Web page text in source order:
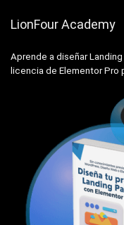
LionFour Academy
Aprende a diseñar
licencia de Elementor Pro